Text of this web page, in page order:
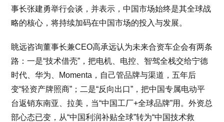
事长张建勇举行会谈，并表示，中国市场始终是其全球战
略的核心，将持续加码在中国市场的投入与发展。
眺远咨询董事长兼CEO高承远认为未来合资车企会有两条
路：一是“技术借壳”，把电机、电控、智驾全栈交给宁德
时代、华为、Momenta，自己管品牌与渠道，五年后
变“轻资产牌照商”；二是“反向出口”，把中国专属电动平
台返销东南亚、拉美，当“中国工厂+全球品牌”用。外资总
部心态已变，从“中国利润补贴全球”转为“中国技术救